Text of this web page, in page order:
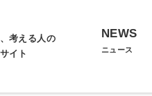
考える人の
イト
NEWS
ニュース